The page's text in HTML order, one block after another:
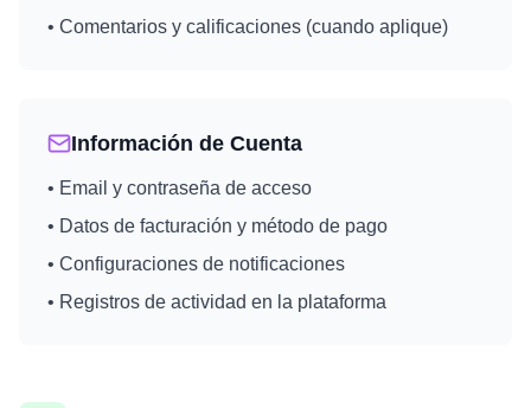
• Comentarios y calificaciones (cuando aplique)
Información de Cuenta
• Email y contraseña de acceso
• Datos de facturación y método de pago
• Configuraciones de notificaciones
• Registros de actividad en la plataforma